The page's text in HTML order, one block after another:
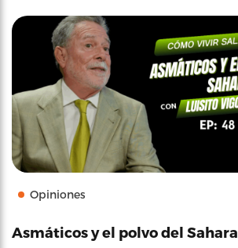
Opiniones
Asmáticos y el polvo del Sahara